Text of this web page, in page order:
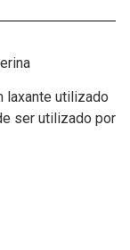
laxante utilizado
ser utilizado por